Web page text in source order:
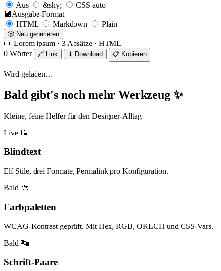
Aus
&shy;
CSS auto
💾Ausgabe-Format
HTML
Markdown Plain
🎲 Neu generieren
📜 Lorem ipsum · 3 Absätze · HTML
0 Wörter
🔗 Link ⬇ Download 📋 Kopieren
Wird geladen…
Bald gibt's noch mehr Werkzeug ✨
Kleine, feine Helfer für den Designer-Alltag
Live 📝
Blindtext
Elf Stile, drei Formate, Permalink pro Konfiguration.
Bald 🎨
Farbpaletten
WCAG-Kontrast geprüft. Mit Hex, RGB, OKLCH und CSS-Vars.
Bald 🔤
Schrift-Paare